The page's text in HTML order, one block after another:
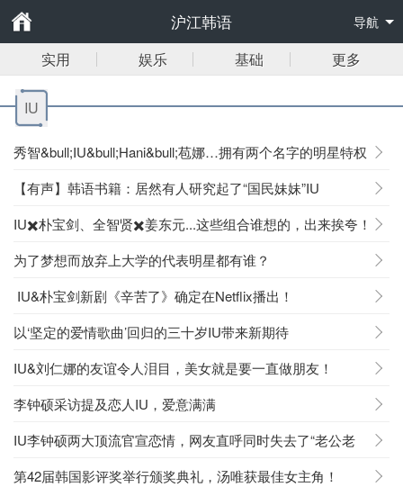
沪江韩语 导航
实用 娱乐 基础 更多
IU
秀智&bull;IU&bull;Hani&bull;苞娜…拥有两个名字的明星特权
【有声】韩语书籍：居然有人研究起了“国民妹妹”IU
IU✖️朴宝剑、全智贤✖️姜东元...这些组合谁想的，出来挨夸！
为了梦想而放弃上大学的代表明星都有谁？
IU&朴宝剑新剧《辛苦了》确定在Netflix播出！
以‘坚定的爱情歌曲’回归的三十岁IU带来新期待
IU&刘仁娜的友谊令人泪目，美女就是要一直做朋友！
李钟硕采访提及恋人IU，爱意满满
IU李钟硕两大顶流官宣恋情，网友直呼同时失去了“老公老
婆”
第42届韩国影评奖举行颁奖典礼，汤唯获最佳女主角！